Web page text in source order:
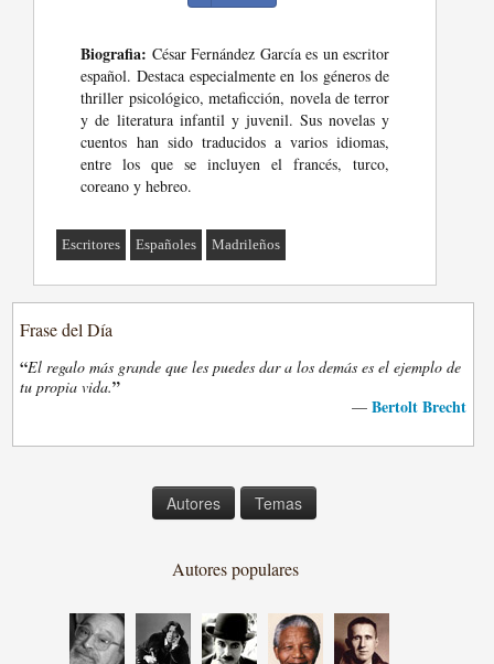
Biografia: César Fernández García es un escritor
español. Destaca especialmente en los géneros de
thriller psicológico, metaficción, novela de terror
y de literatura infantil y juvenil. Sus novelas y
cuentos han sido traducidos a varios idiomas,
entre los que se incluyen el francés, turco,
coreano y hebreo.
Escritores Españoles Madrileños
Frase del Día
“El regalo más grande que les puedes dar a los demás es el ejemplo de
tu propia vida.”
— Bertolt Brecht
Autores Temas
Autores populares